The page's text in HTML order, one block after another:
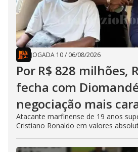
JOGADA 10/ 06/08/2026
Por R$ 828 milhões,
fecha com
negociação mais
Atacante marfinense de 19 anos
Cristiano Ronaldo em valores